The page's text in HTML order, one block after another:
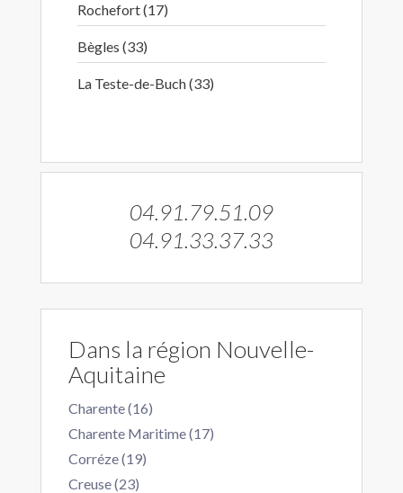
Rochefort (17)
Bègles (33)
La Teste-de-Buch (33)
04.91.79.51.09
04.91.33.37.33
Dans la région Nouvelle-
Aquitaine
Charente (16)
Charente Maritime (17)
Corréze (19)
Creuse (23)